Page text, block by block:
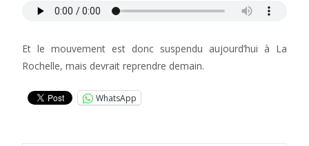
Et le mouvement est donc suspendu aujourd’hui à La
Rochelle, mais devrait reprendre demain.
WhatsApp